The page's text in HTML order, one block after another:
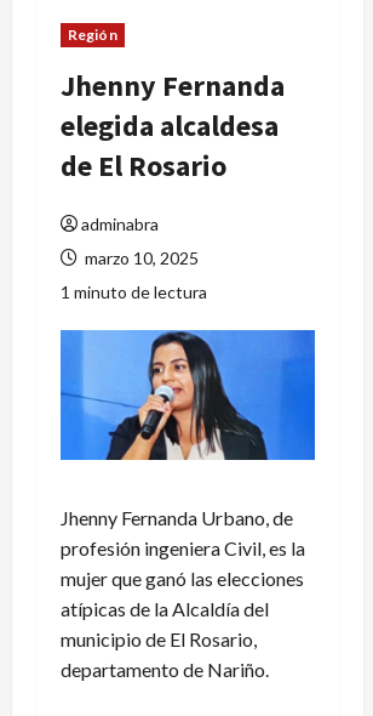
Región
Jhenny Fernanda
elegida alcaldesa
de El Rosario
adminabra
marzo 10, 2025
1 minuto de lectura
Jhenny Fernanda Urbano, de
profesión ingeniera Civil, es la
mujer que ganó las elecciones
atípicas de la Alcaldía del
municipio de El Rosario,
departamento de Nariño.